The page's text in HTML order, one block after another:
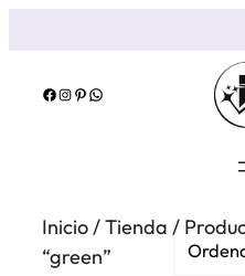
contenido
Facebook Instagram Pinterest WhatsApp
Inicio/Tienda /
“green”